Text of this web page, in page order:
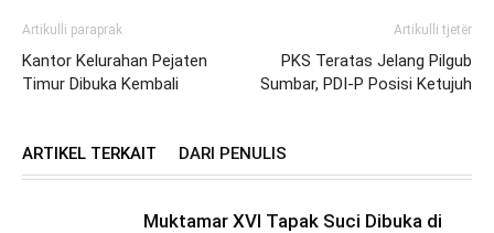
Artikulli paraprak
Kantor Kelurahan Pejaten
Timur Dibuka Kembali
Artikulli tjetër
PKS Teratas Jelang Pilgub
Sumbar, PDI-P Posisi Ketujuh
ARTIKEL TERKAIT DARI PENULIS
Muktamar XVI Tapak Suci Dibuka di